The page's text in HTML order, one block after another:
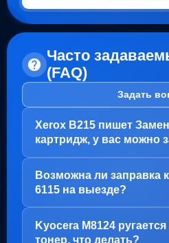
Часто
(FAQ)
Задать
Xerox B215 пишет
картридж, у вас можно
В вашем случае, заправка
Проблема с блоком
него просто закончился
Варианта два:
Возможна ли заправка
6115 на выезде?
Да, заправка картриджа TK-
Kyocera M8124
тонер, что делать?